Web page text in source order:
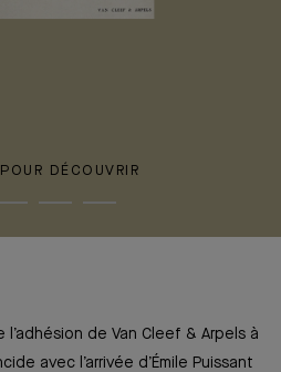
DÉCOUVRIR
de Van Cleef & Arpels à
avec l’arrivée d’Émile Puissant